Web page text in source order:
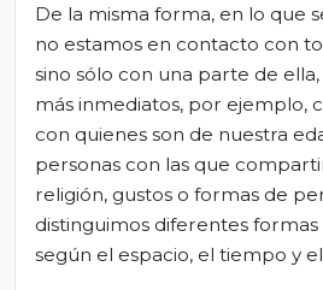
De la misma forma, en lo que
no estamos en contacto con
sino sólo con una parte de
más inmediatos, por ejemplo,
con quienes son de nuestra
personas con las que
religión, gustos o formas de
distinguimos diferentes
según el espacio, el tiempo y